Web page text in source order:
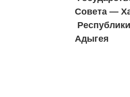
Совета —
Республики
Адыгея